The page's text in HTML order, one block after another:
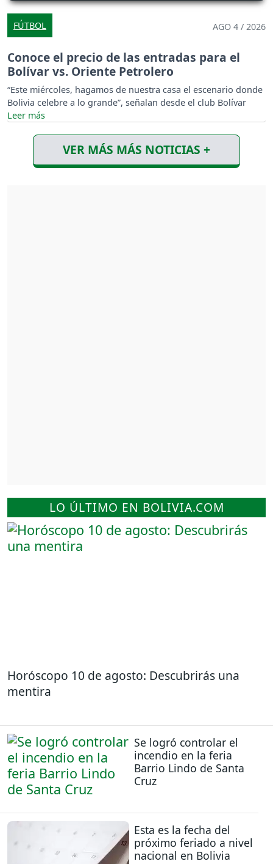
FÚTBOL AGO 4 / 2026
Conoce el precio de las entradas para el
Bolívar vs. Oriente Petrolero
“Este miércoles, hagamos de nuestra casa el escenario donde
Bolivia celebre a lo grande”, señalan desde el club Bolívar
VER MÁS MÁS NOTICIAS +
LO ÚLTIMO EN BOLIVIA.COM
Horóscopo 10 de agosto: Descubrirás una
mentira
Se logró controlar el
incendio en la feria
Barrio Lindo de Santa
Cruz
Esta es la fecha del
próximo feriado a nivel
nacional en Bolivia